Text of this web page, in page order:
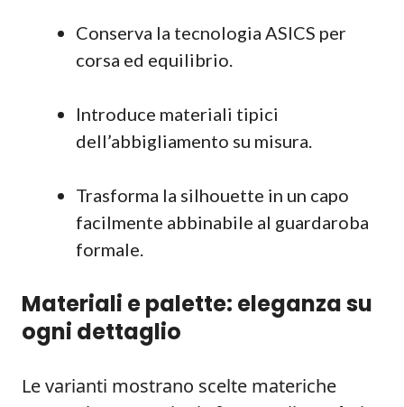
Conserva la tecnologia ASICS per
corsa ed equilibrio.
Introduce materiali tipici
dell’abbigliamento su misura.
Trasforma la silhouette in un capo
facilmente abbinabile al guardaroba
formale.
Materiali e palette: eleganza su
ogni dettaglio
Le varianti mostrano scelte materiche